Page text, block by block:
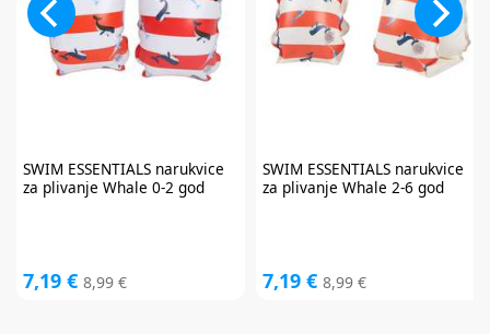
SWIM ESSENTIALSnarukvice
za plivanje Whale 0-2 god
7,19 € 8,99 €
SWIM ESSENTIALSnarukvice
za plivanje Whale 2-6 god
7,19 € 8,99 €